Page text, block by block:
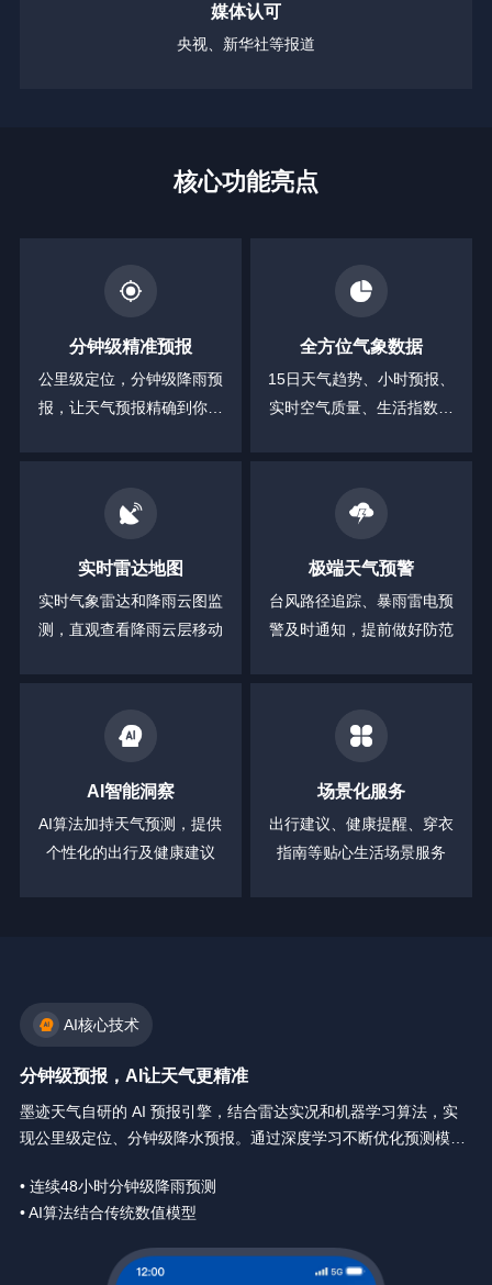
媒体认可
央视、新华社等报道
核心功能亮点
分钟级精准预报
公里级定位，分钟级降雨预
报，让天气预报精确到你身
全方位气象数据
15日天气趋势、小时预报、
实时空气质量、生活指数等
实时雷达地图
实时气象雷达和降雨云图监
测，直观查看降雨云层移动
极端天气预警
台风路径追踪、暴雨雷电预
警及时通知，提前做好防范
AI智能洞察
AI算法加持天气预测，提供
个性化的出行及健康建议
场景化服务
出行建议、健康提醒、穿衣
指南等贴心生活场景服务
AI核心技术
分钟级预报，AI让天气更精准
墨迹天气自研的 AI 预报引擎，结合雷达实况和机器学习算法，实
现公里级定位、分钟级降水预报。通过深度学习不断优化预测模
• 连续48小时分钟级降雨预测
• AI算法结合传统数值模型